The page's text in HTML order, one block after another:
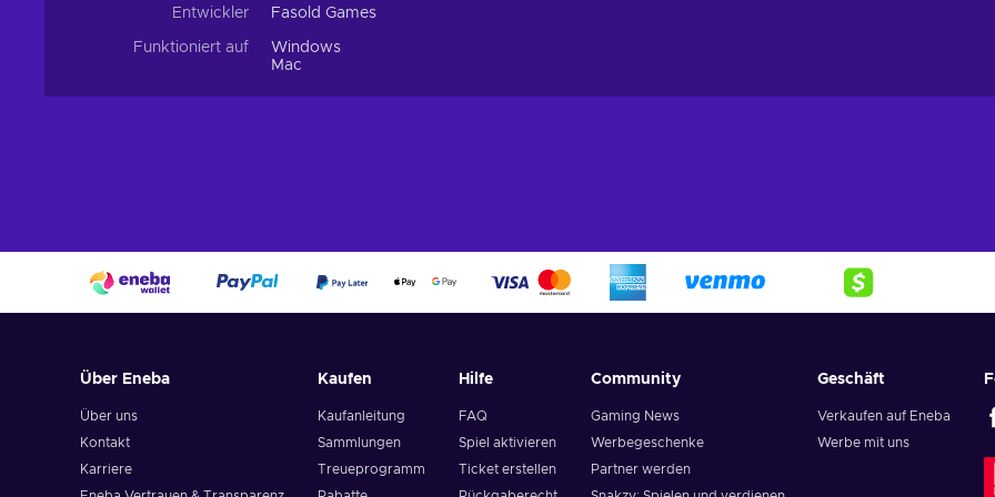
Entwickler
Fasold Games
Funktioniert auf
Windows
Mac
Über Eneba
Über uns
Kontakt
Karriere
Kaufen
Kaufanleitung
Sammlungen
Treueprogramm
Hilfe
FAQ
Spiel aktivieren
Ticket erstellen
Community
Gaming News
Werbegeschenke
Partner werden
Geschäft
Verkaufen auf Eneba
Werbe mit uns